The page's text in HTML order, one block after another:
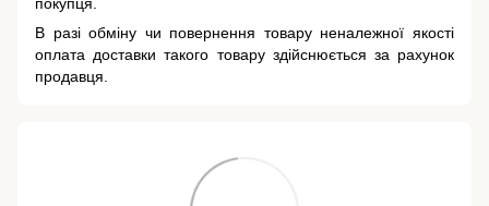
В разі обміну чи повернення товару неналежної якості
оплата доставки такого товару здійснюється за рахунок
продавця.